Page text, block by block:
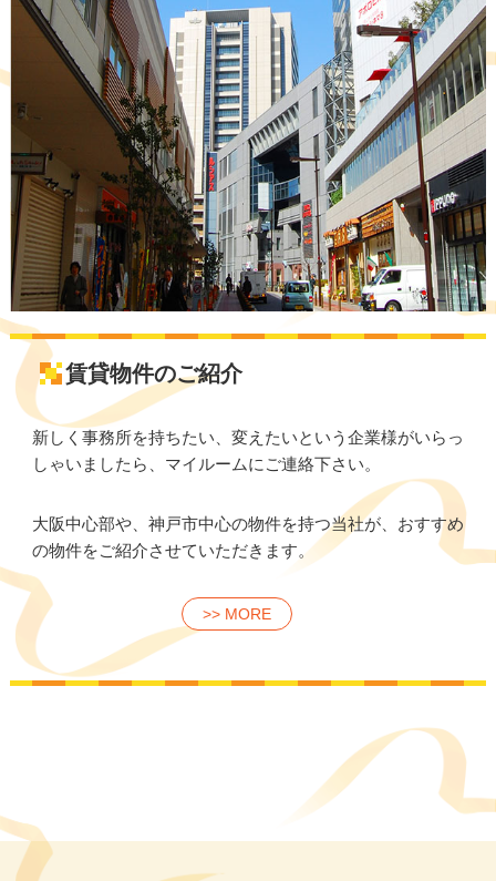
賃貸物件のご紹介
新しく事務所を持ちたい、変えたいという企業様がいらっ
しゃいましたら、マイルームにご連絡下さい。
大阪中心部や、神戸市中心の物件を持つ当社が、おすすめ
の物件をご紹介させていただきます。
>> MORE